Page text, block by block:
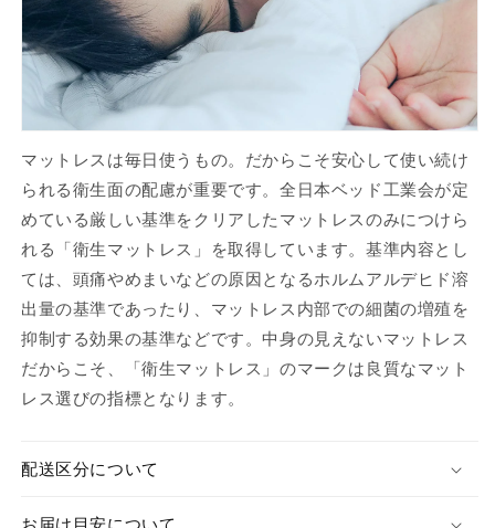
マットレスは毎日使うもの。だからこそ安心して使い続け
られる衛生面の配慮が重要です。全日本ベッド工業会が定
めている厳しい基準をクリアしたマットレスのみにつけら
れる「衛生マットレス」を取得しています。基準内容とし
ては、頭痛やめまいなどの原因となるホルムアルデヒド溶
出量の基準であったり、マットレス内部での細菌の増殖を
抑制する効果の基準などです。中身の見えないマットレス
だからこそ、「衛生マットレス」のマークは良質なマット
レス選びの指標となります。
配送区分について